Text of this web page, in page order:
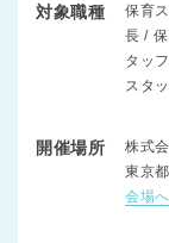
対象職種
保育
長 /
タッ
スタ
開催場所
株式
東京
会場